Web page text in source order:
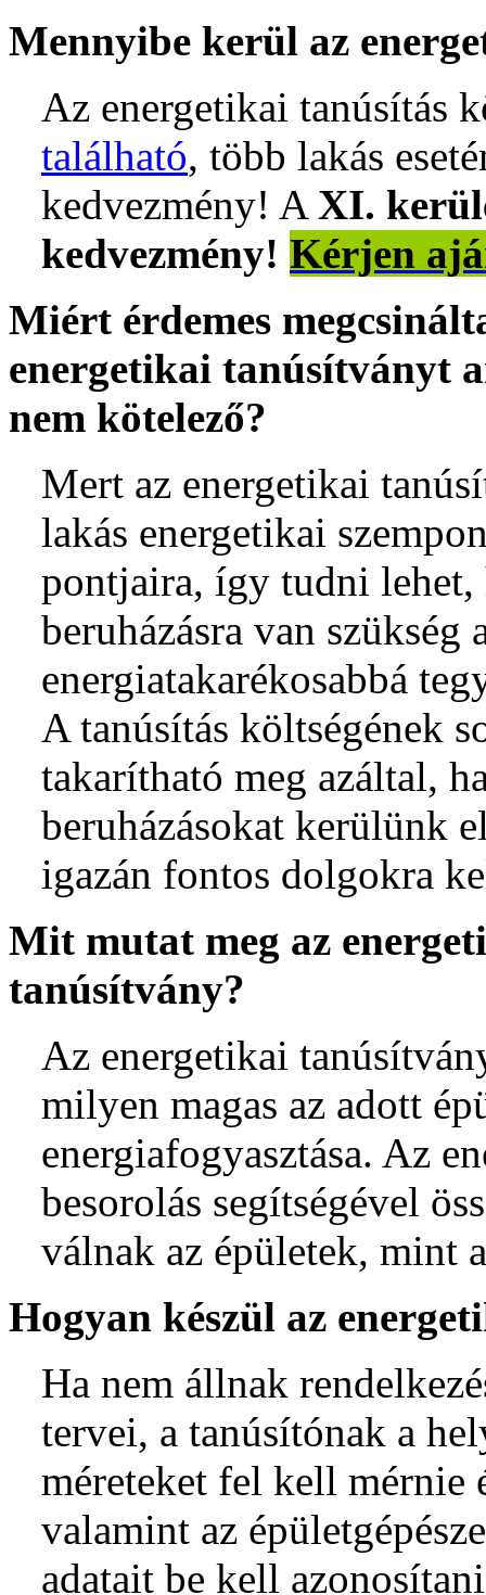
Mennyibe kerül az
Az energetikai tanúsítás
található, több lakás
kedvezmény! A XI.
kedvezmény! Kérjen
Miért érdemes
energetikai tanúsítványt
nem kötelező?
Mert az energetikai
lakás energetikai
pontjaira, így tudni
beruházásra van szükség
energiatakarékosabbá
A tanúsítás költségének
takarítható meg azáltal,
beruházásokat kerülünk
igazán fontos dolgokra
Mit mutat meg az
tanúsítvány?
Az energetikai
milyen magas az adott
energiafogyasztása. Az
besorolás segítségével
válnak az épületek, mint
Hogyan készül az
Ha nem állnak
tervei, a tanúsítónak a
méreteket fel kell mérnie
valamint az
adatait be kell